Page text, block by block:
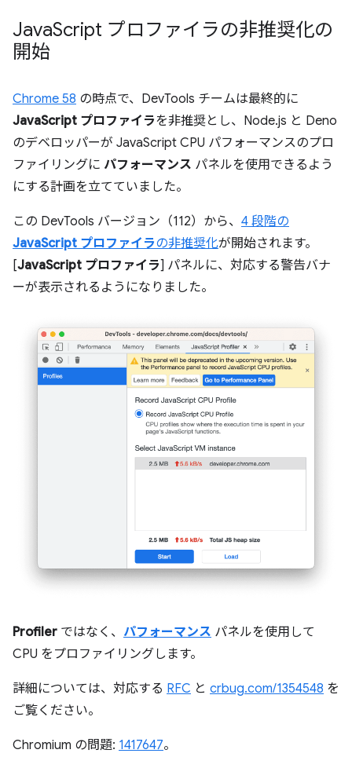
JavaScript プロファイラの非推奨化の
開始
Chrome 58 の時点で、DevTools チームは最終的に
JavaScript プロファイラを非推奨とし、Node.js と Deno
のデベロッパーが JavaScript CPU パフォーマンスのプロ
ファイリングに パフォーマンス パネルを使用できるよう
にする計画を立てていました。
この DevTools バージョン（112）から、 4 段階の
JavaScript プロファイラの非推奨化が開始されます。
[JavaScript プロファイラ] パネルに、対応する警告バナ
ーが表示されるようになりました。
Profiler ではなく、 パフォーマンス パネルを使用して
CPU をプロファイリングします。
詳細については、対応する RFC と crbug.com/1354548 を
ご覧ください。
Chromium の問題: 1417647。